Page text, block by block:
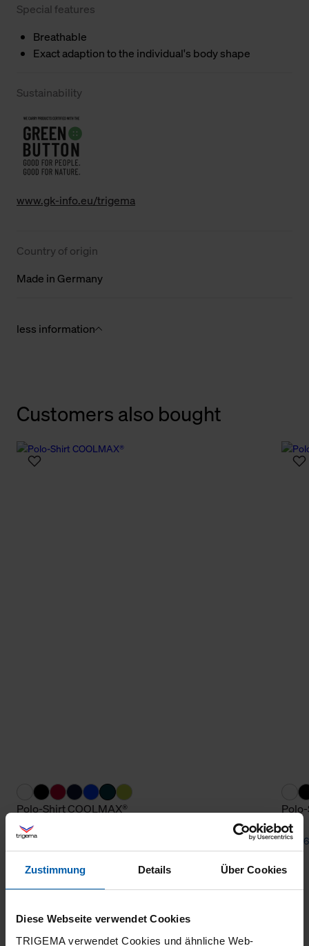
Zustimmung Details Über Cookies
Diese Webseite verwendet Cookies
TRIGEMA verwendet Cookies und ähnliche Web-
Special features
Breathable
Exact adaption to the individual's body shape
Sustainability
www.gk-info.eu/trigema
Country of origin
Made in Germany
less information
Customers also bought
Polo-Shirt COOLMAX®
from 65,80 € from